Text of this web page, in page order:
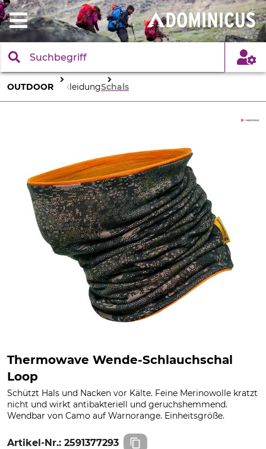
OUTDOOR BekleidungSchals
Thermowave Wende-Schlauchschal
Loop
Schützt Hals und Nacken vor Kälte. Feine Merinowolle kratzt
nicht und wirkt antibakteriell und geruchshemmend.
Wendbar von Camo auf Warnorange. Einheitsgröße.
Artikel-Nr.: 2591377293